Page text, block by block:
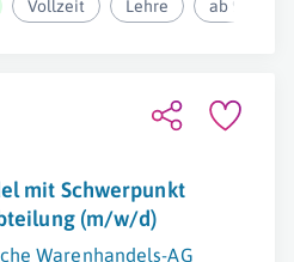
Vollzeit Lehre ab
mit Schwerpunkt
(m/w/d)
Warenhandels-AG